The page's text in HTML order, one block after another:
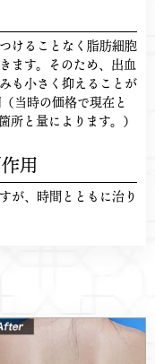
けることなく脂肪細胞
ます。そのため、出血
も小さく抑えることが
当時の価格で現在と
所と量によります。）
用
が、時間とともに治り